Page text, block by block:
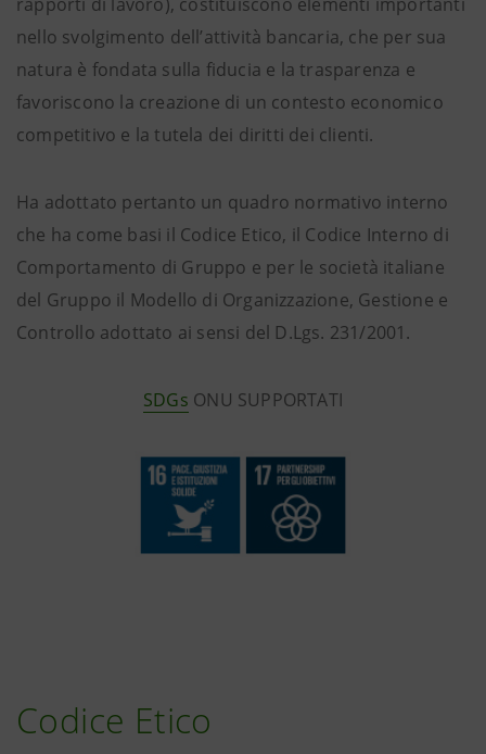
nello svolgimento dell’attività bancaria, che per sua
natura è fondata sulla fiducia e la trasparenza e
favoriscono la creazione di un contesto economico
competitivo e la tutela dei diritti dei clienti.
Ha adottato pertanto un quadro normativo interno
che ha come basi il Codice Etico, il Codice Interno di
Comportamento di Gruppo e per le società italiane
del Gruppo il Modello di Organizzazione, Gestione e
Controllo adottato ai sensi del D.Lgs. 231/2001.
SDGs ONU SUPPORTATI
Codice Etico